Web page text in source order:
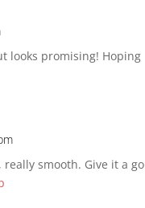
looks promising! Hoping
smooth. Give it a go